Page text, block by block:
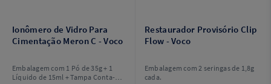
Ionômero de Vidro Para
Cimentação Meron C - Voco
Embalagem com 1 Pó de 35g + 1
Líquido de 15ml + Tampa Conta-
Restaurador Provisório Clip
Flow - Voco
Embalagem com 2 seringas de 1,8g
cada.